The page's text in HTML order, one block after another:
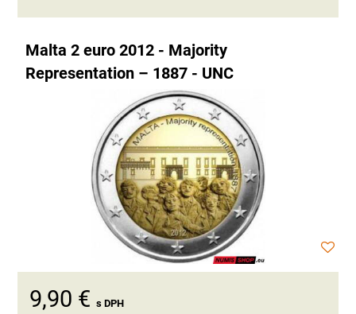
Malta 2 euro 2012 - Majority
Representation – 1887 - UNC
9,90 € s DPH